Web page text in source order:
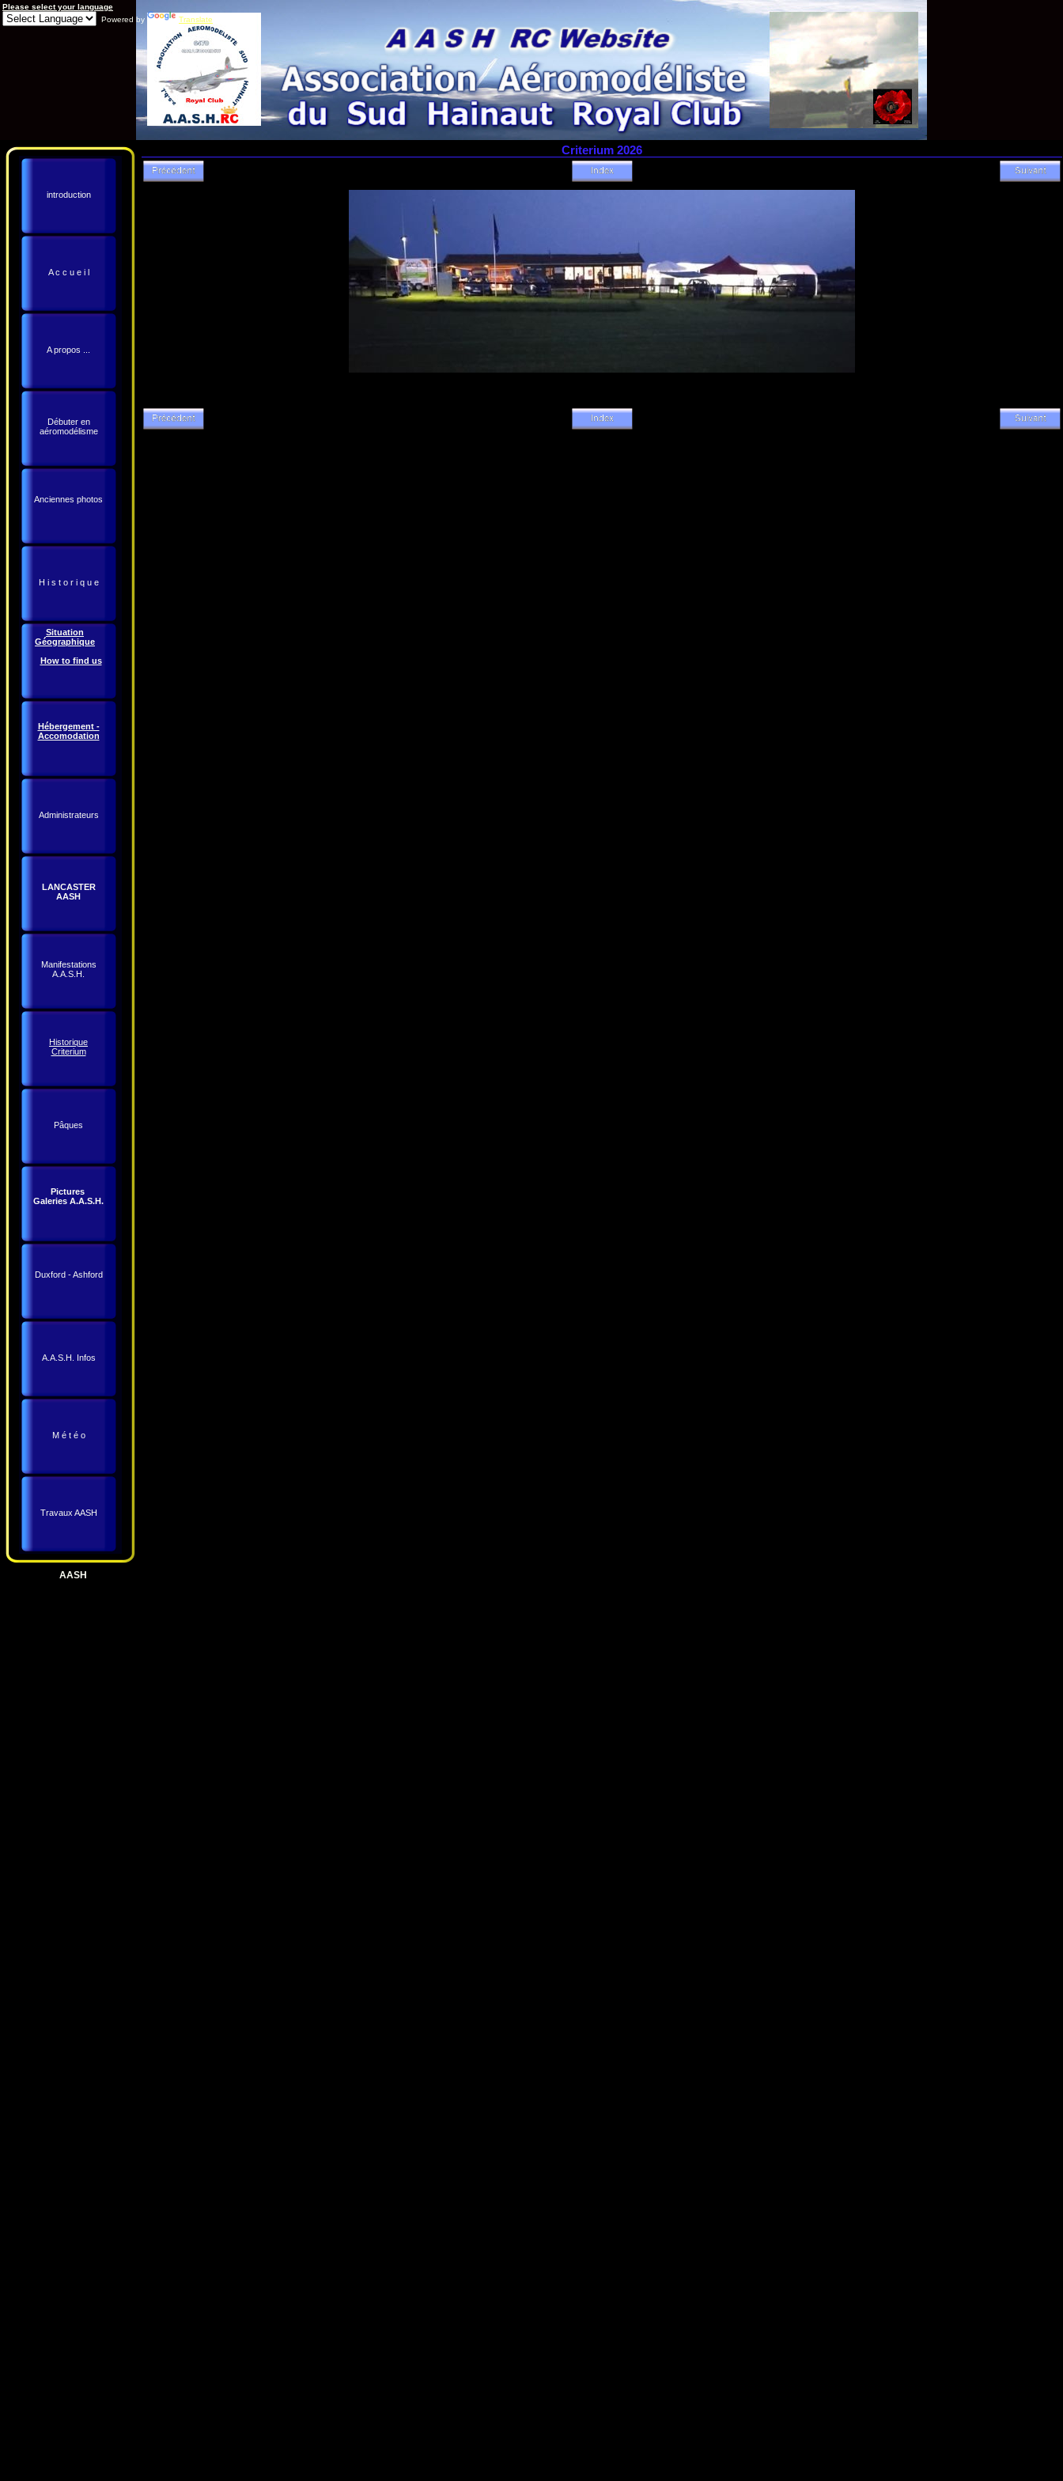
Please select your language
Powered by
Translate
introduction
A c c u e i l
A propos ...
Débuter en
aéromodélisme
Anciennes photos
H i s t o r i q u e
Situation
Géographique
How to find us
Hébergement -
Accomodation
Administrateurs
LANCASTER
AASH
Manifestations
A.A.S.H.
Historique
Criterium
Pâques
Pictures
Galeries A.A.S.H.
Duxford - Ashford
A.A.S.H. Infos
M é t é o
Travaux AASH
AASH
Criterium 2026